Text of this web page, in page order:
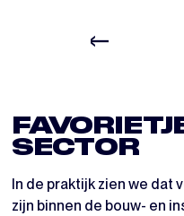
SECTOR
In de praktijk zien we dat
zijn binnen de bouw- en